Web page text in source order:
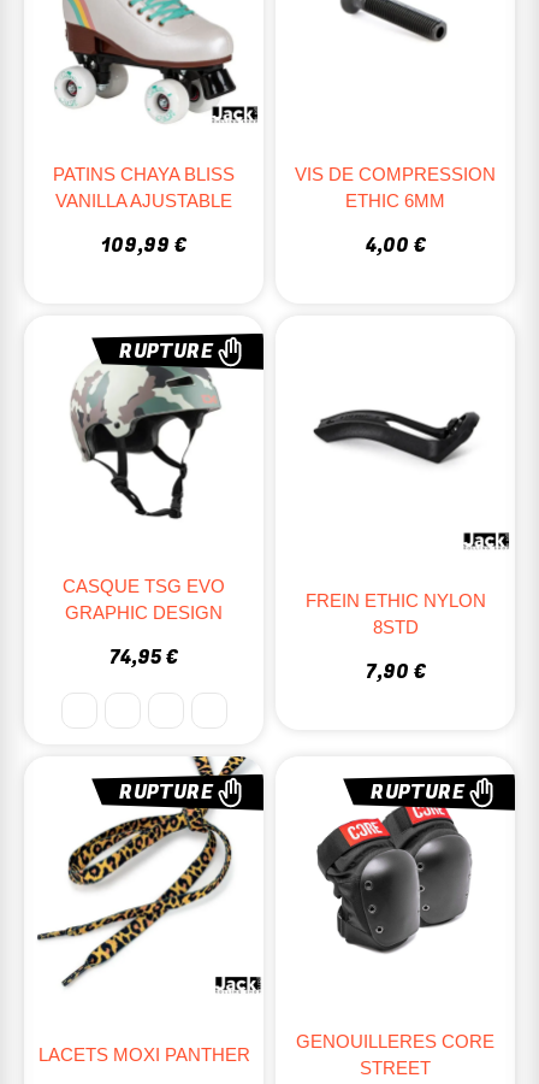
PATINS CHAYA BLISS
VANILLA AJUSTABLE
109,99 €
VIS DE COMPRESSION
ETHIC 6MM
4,00 €
RUPTURE
CASQUE TSG EVO
GRAPHIC DESIGN
74,95 €
FREIN ETHIC NYLON
8STD
7,90 €
RUPTURE
LACETS MOXI PANTHER
RUPTURE
GENOUILLERES CORE
STREET